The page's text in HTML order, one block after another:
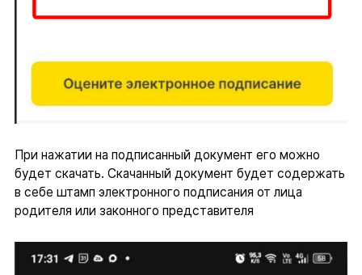
При нажатии на подписанный документ его можно
будет скачать. Скачанный документ будет содержать
в себе штамп электронного подписания от лица
родителя или законного представителя